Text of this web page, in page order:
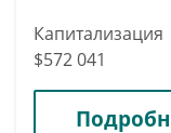
Капитализация
$572 041